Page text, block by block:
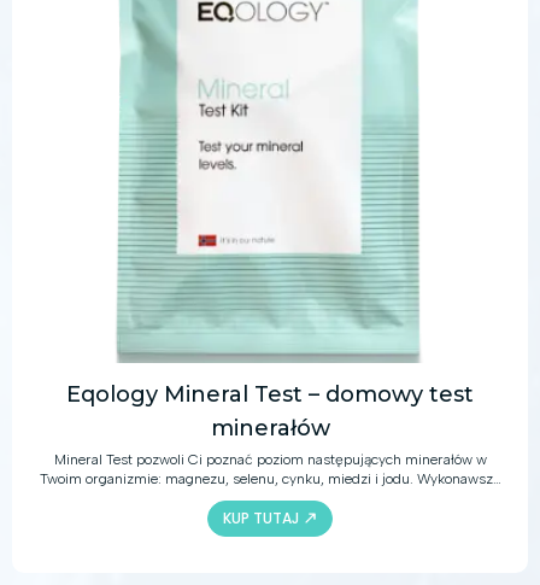
Eqology Mineral Test – domowy test
minerałów
Mineral Test pozwoli Ci poznać poziom następujących minerałów w
Twoim organizmie: magnezu, selenu, cynku, miedzi i jodu. Wykonawszy
test, uzyskasz istotną wiedzę pomocną w podejmowaniu odpowiednich
decyzji dotyczących żywienia, suplementacji i stylu życia.
KUP TUTAJ